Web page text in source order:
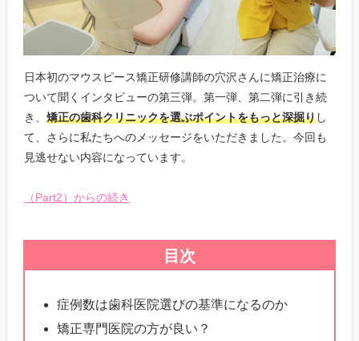
日本初のマウスピース矯正研修講師の穴沢さんに矯正治療に
ついて聞くインタビューの第三弾。第一弾、第二弾に引き続
き、 矯正の歯科クリニックを選ぶポイントをもっと深掘りし
て、さらに私たちへのメッセージをいただきました。今回も
見逃せない内容になっています。
（Part2）からの続き
目次
症例数は歯科医院選びの基準になるのか
矯正専門医院の方が良い？